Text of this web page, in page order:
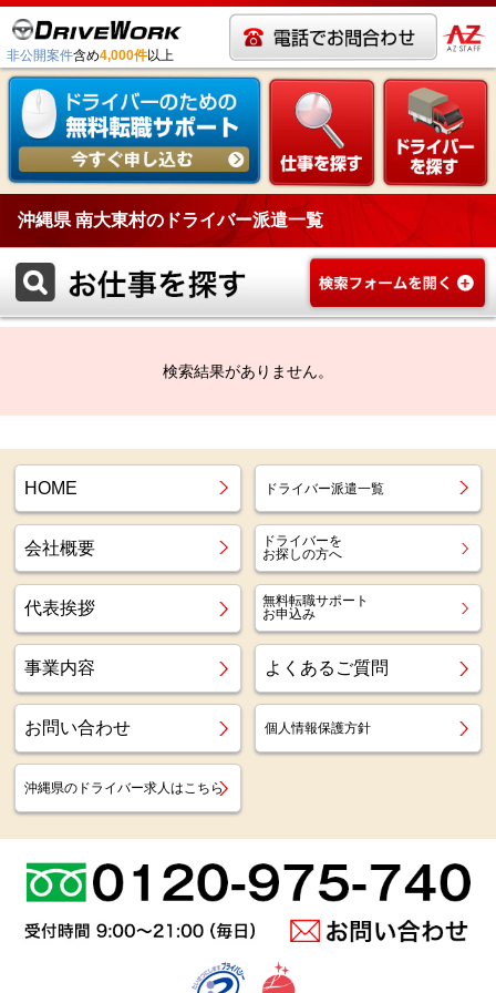
非公開案件含め4,000件以上
沖縄県 南大東村のドライバー派遣一覧
検索結果がありません。
HOME ドライバー派遣一覧
会社概要
ドライバーを
お探しの方へ
代表挨拶
無料転職サポート
お申込み
事業内容 よくあるご質問
お問い合わせ 個人情報保護方針
沖縄県のドライバー求人はこちら